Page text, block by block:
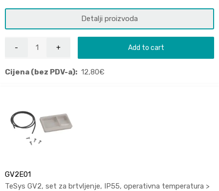
Detalji proizvoda
Add to cart
Cijena (bez PDV-a): 12,80€
GV2E01
TeSys GV2, set za brtvljenje, IP55, operativna temperatura >